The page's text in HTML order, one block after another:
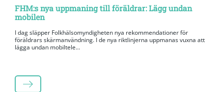
FHM:s nya uppmaning till föräldrar: Lägg undan
mobilen
I dag släpper Folkhälsomyndigheten nya rekommendationer för
föräldrars skärmanvändning. I de nya riktlinjerna uppmanas vuxna att
lägga undan mobiltele...
LÄS MER